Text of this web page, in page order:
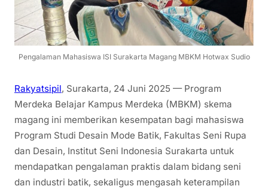
Pengalaman Mahasiswa ISI Surakarta Magang MBKM Hotwax Sudio
Rakyatsipil, Surakarta, 24 Juni 2025 — Program
Merdeka Belajar Kampus Merdeka (MBKM) skema
magang ini memberikan kesempatan bagi mahasiswa
Program Studi Desain Mode Batik, Fakultas Seni Rupa
dan Desain, Institut Seni Indonesia Surakarta untuk
mendapatkan pengalaman praktis dalam bidang seni
dan industri batik, sekaligus mengasah keterampilan